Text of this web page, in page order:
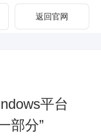
返回官网
平台
部分”